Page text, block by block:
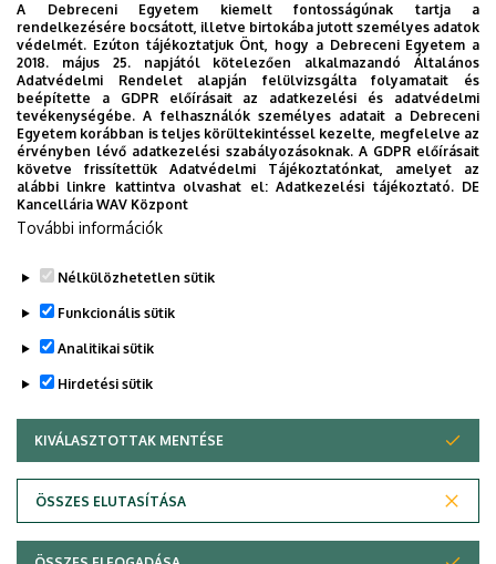
Hirsch-index:
7
Egyéb információ
2005– Acta GGM Debrecina Geology, Geomorphology,
Physical Geography Series - technikai szerkesztő, lektor;
Legutóbbi frissítés: 2023. 07. 14. 10:18
Adatvédelem
A Debreceni Egyetem kiemelt fontosságúnak tartja a
rendelkezésére bocsátott, illetve birtokába jutott személyes adatok
védelmét. Ezúton tájékoztatjuk Önt, hogy a Debreceni Egyetem a
2018. május 25. napjától kötelezően alkalmazandó Általános
Adatvédelmi Rendelet alapján felülvizsgálta folyamatait és
beépítette a GDPR előírásait az adatkezelési és adatvédelmi
tevékenységébe. A felhasználók személyes adatait a Debreceni
Egyetem korábban is teljes körültekintéssel kezelte, megfelelve az
érvényben lévő adatkezelési szabályozásoknak. A GDPR előírásait
követve frissítettük Adatvédelmi Tájékoztatónkat, amelyet az
alábbi linkre kattintva olvashat el:Adatkezelési tájékoztató. DE
Kancellária WAV Központ
További információk
Nélkülözhetetlen sütik
Funkcionális sütik
Analitikai sütik
Hirdetési sütik
KIVÁLASZTOTTAK MENTÉSE
ÖSSZES ELUTASÍTÁSA
WITHDRAW CONSENT